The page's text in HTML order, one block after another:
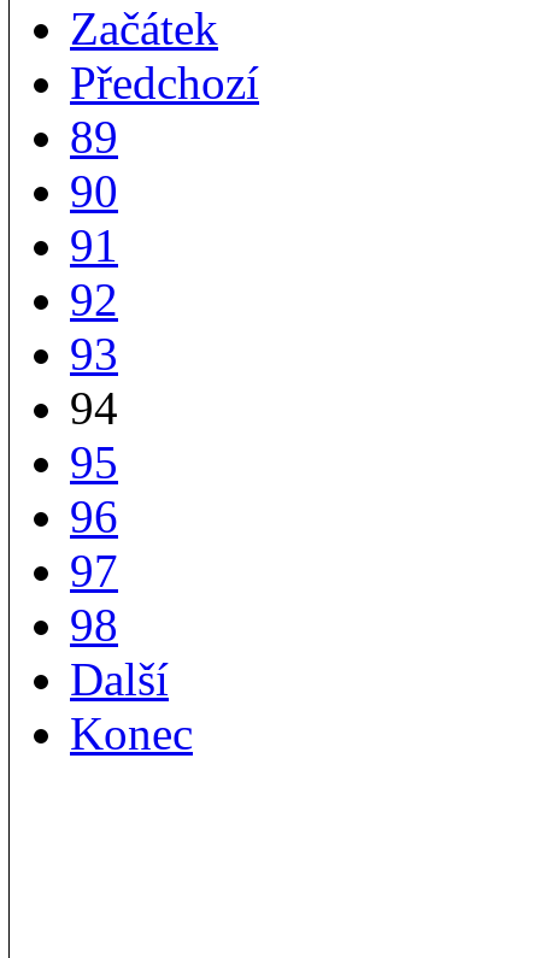
Začátek
Předchozí
89
90
91
92
93
94
95
96
97
98
Další
Konec